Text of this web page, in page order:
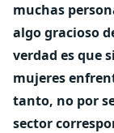
muchas
algo gracioso
verdad es que
mujeres
tanto, no por
sector